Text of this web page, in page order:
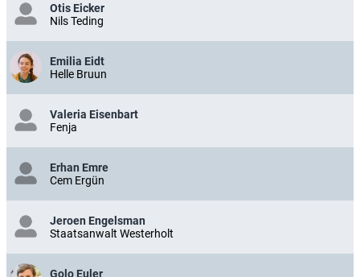
Otis Eicker
Nils Teding
Emilia Eidt
Helle Bruun
Valeria Eisenbart
Fenja
Erhan Emre
Cem Ergün
Jeroen Engelsman
Staatsanwalt Westerholt
Golo Euler